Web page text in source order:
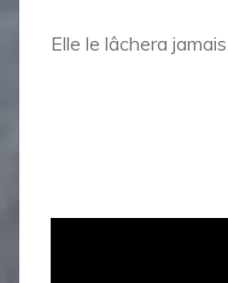
Elle le lâchera